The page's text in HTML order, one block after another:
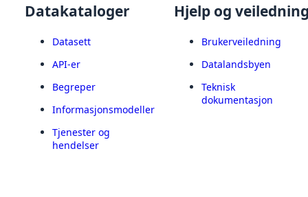
Datakataloger
Datasett
API-er
Begreper
Informasjonsmodeller
Tjenester og
hendelser
Hjelp og
Brukerveiledning
Datalandsbyen
Teknisk
dokumentasjon